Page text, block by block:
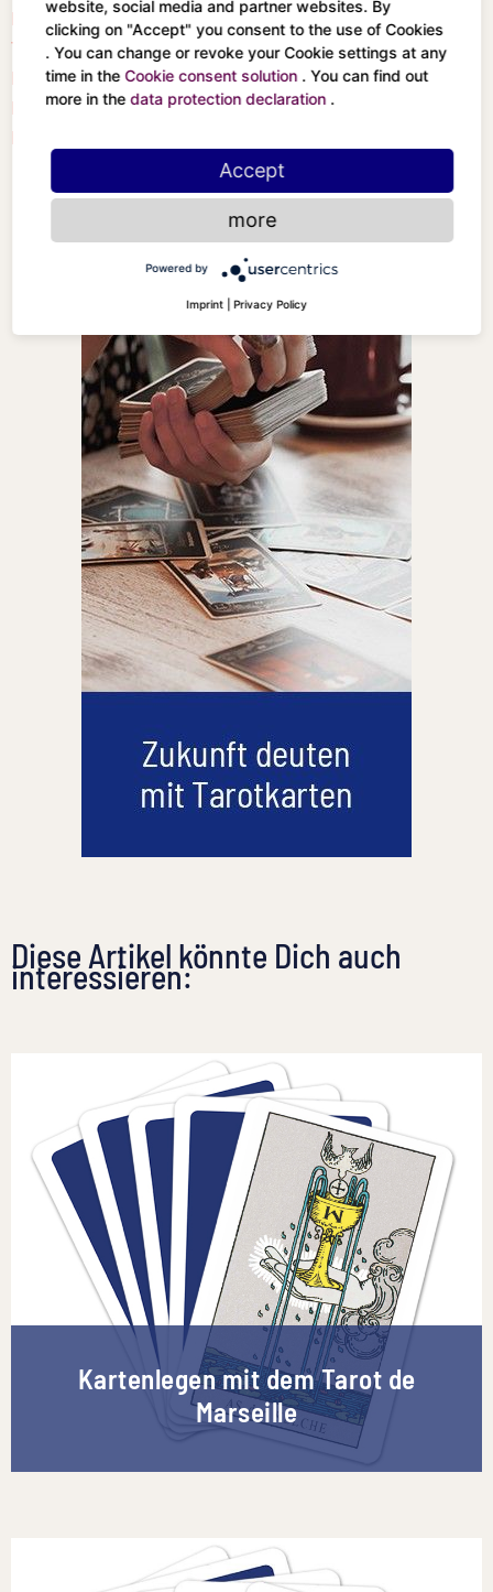
Der Gehängte
Tod
Kunst (früher Mäßigkeit)
Der Teufel
Der Turm
Der Mond
Die Sonne
Das Aeon / jüngste
Gericht
Diese Artikel könnte Dich auch
interessieren:
Kartenlegen mit dem Tarot de
Marseille
website, social media and partner websites. By
clicking on "Accept" you consent to the use of Cookies
. You can change or revoke your Cookie settings at any
time in theCookie consent solution . You can find out
more in thedata protection declaration .
Accept
more
Powered by
Imprint Privacy Policy